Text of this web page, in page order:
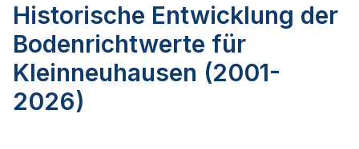
Historische Entwicklung der
Bodenrichtwerte für
Kleinneuhausen (2001-
2026)